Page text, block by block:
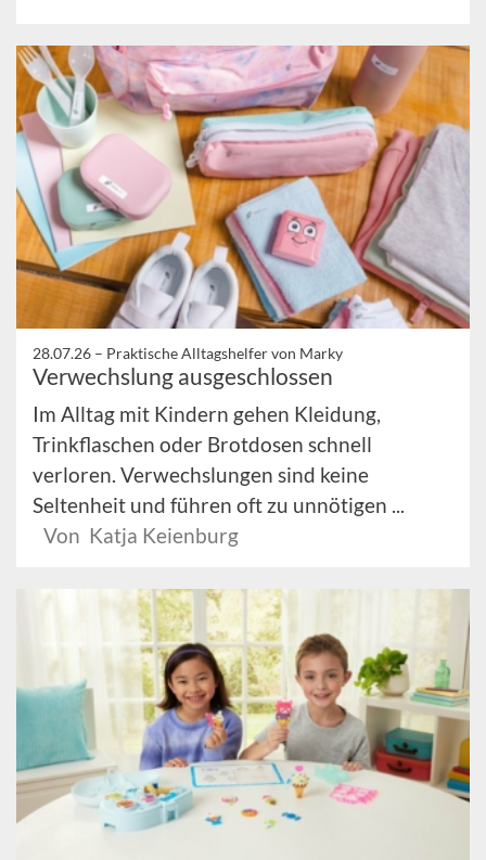
28.07.26 – Praktische Alltagshelfer von Marky
Verwechslung ausgeschlossen
Im Alltag mit Kindern gehen Kleidung,
Trinkflaschen oder Brotdosen schnell
verloren. Verwechslungen sind keine
Seltenheit und führen oft zu unnötigen ...
Von Katja Keienburg